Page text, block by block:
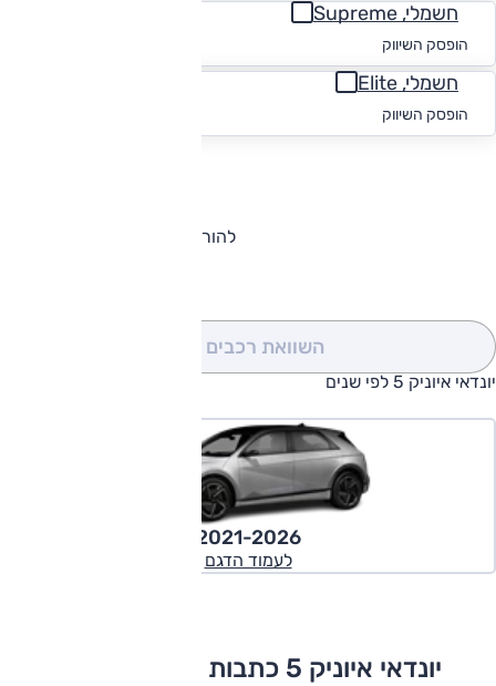
חשמלי, Supreme
הופסק השיווק
חשמלי, Elite
הופסק השיווק
להורדת קטלוג יונדאי איוניק 5
השוואת רכבים
יונדאי איוניק 5 לפי שנים
2021-2026
לעמוד הדגם
יונדאי איוניק 5 כתבות ומבחני דרכים